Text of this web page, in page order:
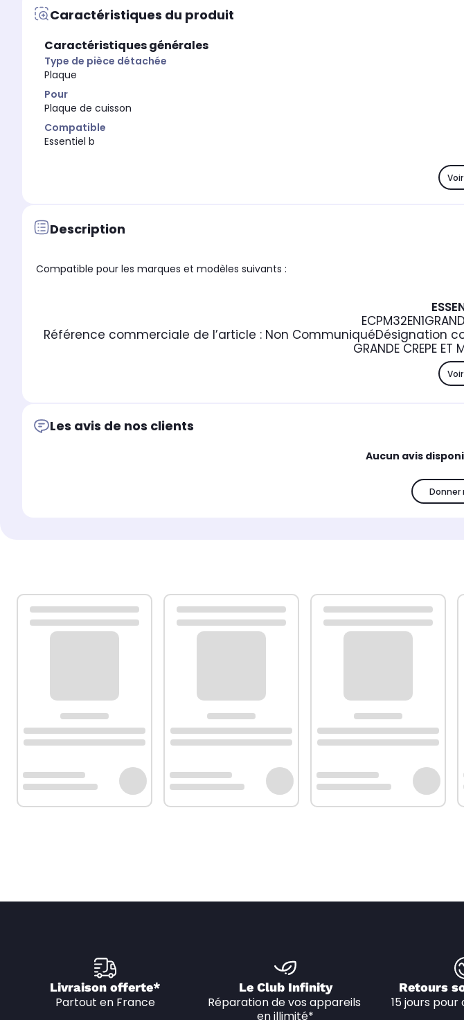
Caractéristiques du produit
Caractéristiques générales
Type de pièce détachée
Plaque
Pour
Plaque de cuisson
Compatible
Essentiel b
Description
Compatible pour les marques et modèles suivants :
Référence commerciale de l’article : Non CommuniquéDésignation
GRANDE CREPE ET
Les avis de nos clients
Aucun avis
Donner
Livraison offerte*
Partout en France
Le Club Infinity
Réparation de vos appareils
en illimité*
Retours
15 jours